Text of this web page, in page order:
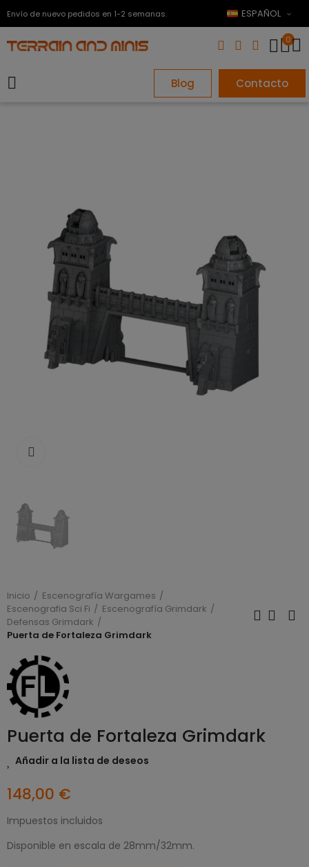
Envío de nuevo pedidos en 1-2 semanas. ESPAÑOL
0
Blog Contacto
Inicio
Escenografía Wargames
Escenografia Sci Fi
Escenografía Grimdark
Defensas Grimdark
Puerta de Fortaleza Grimdark
Puerta de Fortaleza Grimdark
Añadir a la lista de deseos
148,00 €
Impuestos incluidos
Disponible en escala de 28mm/32mm.